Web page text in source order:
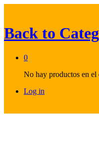
Back to
0
No hay productos en el
Log in